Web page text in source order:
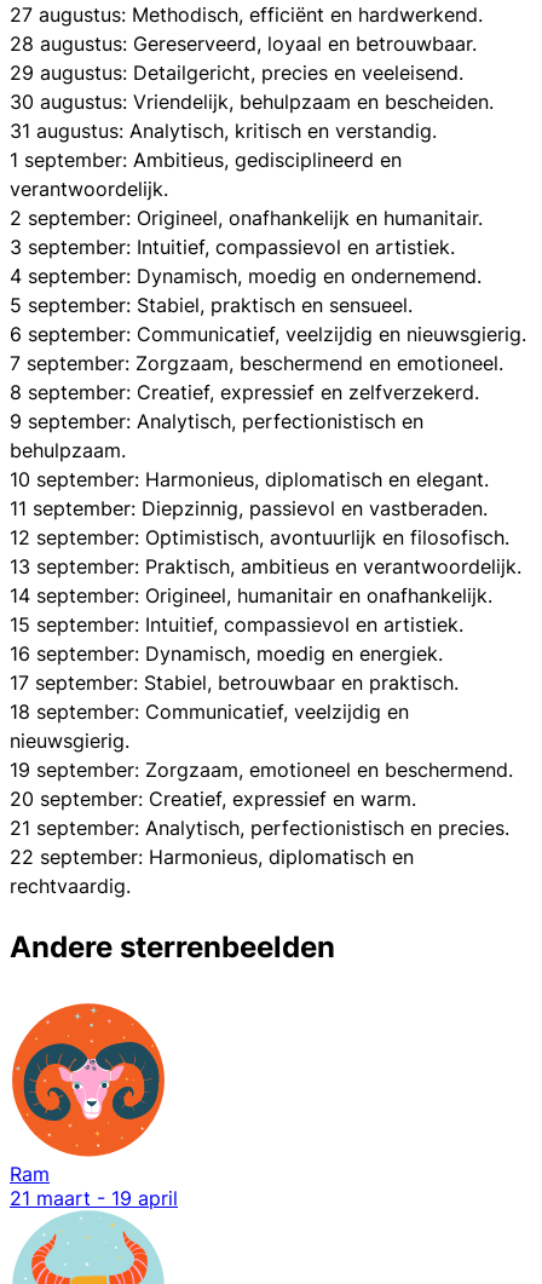
27 augustus: Methodisch, efficiënt en hardwerkend.
28 augustus: Gereserveerd, loyaal en betrouwbaar.
29 augustus: Detailgericht, precies en veeleisend.
30 augustus: Vriendelijk, behulpzaam en bescheiden.
31 augustus: Analytisch, kritisch en verstandig.
1 september: Ambitieus, gedisciplineerd en
verantwoordelijk.
2 september: Origineel, onafhankelijk en humanitair.
3 september: Intuitief, compassievol en artistiek.
4 september: Dynamisch, moedig en ondernemend.
5 september: Stabiel, praktisch en sensueel.
6 september: Communicatief, veelzijdig en nieuwsgierig.
7 september: Zorgzaam, beschermend en emotioneel.
8 september: Creatief, expressief en zelfverzekerd.
9 september: Analytisch, perfectionistisch en
behulpzaam.
10 september: Harmonieus, diplomatisch en elegant.
11 september: Diepzinnig, passievol en vastberaden.
12 september: Optimistisch, avontuurlijk en filosofisch.
13 september: Praktisch, ambitieus en verantwoordelijk.
14 september: Origineel, humanitair en onafhankelijk.
15 september: Intuitief, compassievol en artistiek.
16 september: Dynamisch, moedig en energiek.
17 september: Stabiel, betrouwbaar en praktisch.
18 september: Communicatief, veelzijdig en
nieuwsgierig.
19 september: Zorgzaam, emotioneel en beschermend.
20 september: Creatief, expressief en warm.
21 september: Analytisch, perfectionistisch en precies.
22 september: Harmonieus, diplomatisch en
rechtvaardig.
Andere sterrenbeelden
Ram
21 maart - 19 april